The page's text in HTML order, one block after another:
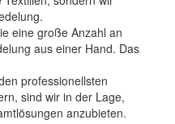
eine große Anzahl an
aus einer Hand. Das
professionellsten
sind wir in der Lage,
anzubieten.